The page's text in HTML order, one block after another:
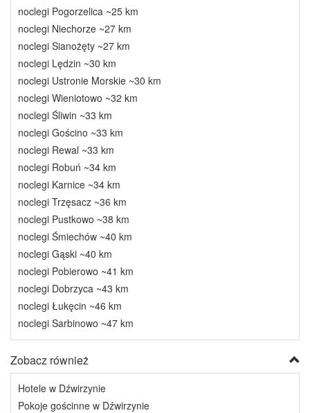
noclegi Pogorzelica ~25 km
noclegi Niechorze ~27 km
noclegi Sianożęty ~27 km
noclegi Lędzin ~30 km
noclegi Ustronie Morskie ~30 km
noclegi Wieniotowo ~32 km
noclegi Śliwin ~33 km
noclegi Gościno ~33 km
noclegi Rewal ~33 km
noclegi Robuń ~34 km
noclegi Karnice ~34 km
noclegi Trzęsacz ~36 km
noclegi Pustkowo ~38 km
noclegi Śmiechów ~40 km
noclegi Gąski ~40 km
noclegi Pobierowo ~41 km
noclegi Dobrzyca ~43 km
noclegi Łukęcin ~46 km
noclegi Sarbinowo ~47 km
Zobacz również
Hotele w Dźwirzynie
Pokoje gościnne w Dźwirzynie